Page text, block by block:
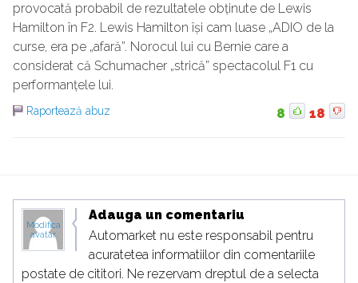
provocată probabil de rezultatele obținute de Lewis
Hamilton în F2. Lewis Hamilton își cam luase „ADIO de la
curse, era pe „afară”. Norocul lui cu Bernie care a
considerat că Schumacher „strică” spectacolul F1 cu
performanțele lui.
Raportează abuz 8 18
Modifica
avatar
Adauga un comentariu
Automarket nu este responsabil pentru
acuratetea informatiilor din comentariile
postate de cititori. Ne rezervam dreptul de a selecta